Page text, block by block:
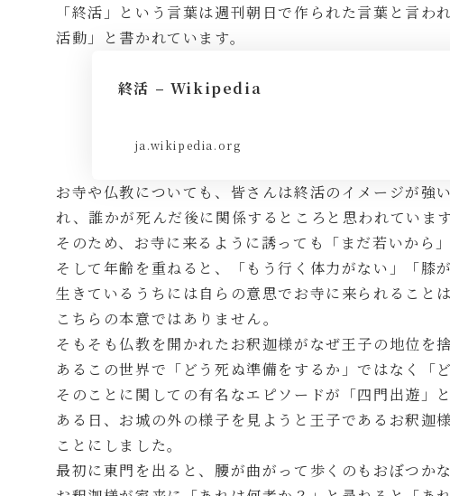
「終活」という言葉は週刊朝日で作られた言葉と言
活動」と書かれています。
終活 – Wikipedia
ja.wikipedia.org
お寺や仏教についても、皆さんは終活のイメージが
れ、誰かが死んだ後に関係するところと思われています
そのため、お寺に来るように誘っても「まだ若いから
そして年齢を重ねると、「もう行く体力がない」「膝
生きているうちには自らの意思でお寺に来られること
こちらの本意ではありません。
そもそも仏教を開かれたお釈迦様がなぜ王子の地位
あるこの世界で「どう死ぬ準備をするか」ではなく「
そのことに関しての有名なエピソードが「四門出遊」
ある日、お城の外の様子を見ようと王子であるお釈
ことにしました。
最初に東門を出ると、腰が曲がって歩くのもおぼつか